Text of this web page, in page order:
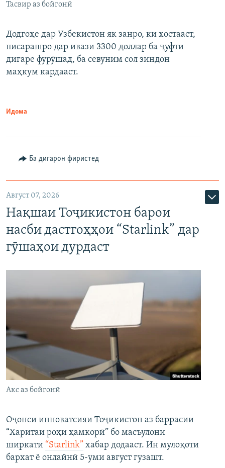
Тасвир аз бойгонӣ
Додгоҳе дар Узбекистон як занро, ки хостааст,
писарашро дар ивази 3300 доллар ба ҷуфти
дигаре фурӯшад, ба севуним сол зиндон
маҳкум кардааст.
Идома
Ба дигарон фиристед
Август 07, 2026
Нақшаи Тоҷикистон барои
насби дастгоҳҳои “Starlink” дар
гӯшаҳои дурдаст
Акс аз бойгонӣ
Оҷонси инноватсияи Тоҷикистон аз баррасии
“Харитаи роҳи ҳамкорӣ” бо масъулони
ширкати “Starlink” хабар додааст. Ин мулоқоти
бархат ё онлайнӣ 5-уми август гузашт.